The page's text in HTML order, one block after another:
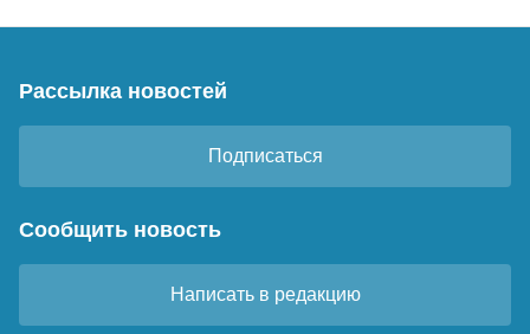
Рассылка новостей
Подписаться
Сообщить новость
Написать в редакцию